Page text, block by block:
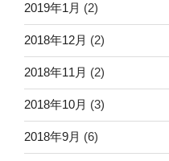
2019年1月 (2)
2018年12月 (2)
2018年11月 (2)
2018年10月 (3)
2018年9月 (6)